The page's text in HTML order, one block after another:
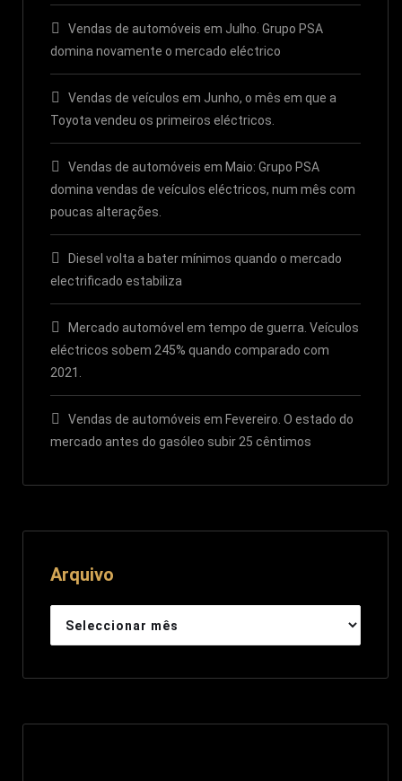
Vendas de automóveis em Julho. Grupo PSA
domina novamente o mercado eléctrico
Vendas de veículos em Junho, o mês em que a
Toyota vendeu os primeiros eléctricos.
Vendas de automóveis em Maio: Grupo PSA
domina vendas de veículos eléctricos, num mês com
poucas alterações.
Diesel volta a bater mínimos quando o mercado
electrificado estabiliza
Mercado automóvel em tempo de guerra. Veículos
eléctricos sobem 245% quando comparado com
2021.
Vendas de automóveis em Fevereiro. O estado do
mercado antes do gasóleo subir 25 cêntimos
Arquivo